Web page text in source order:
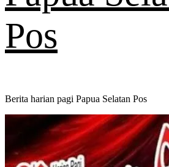
Pos
Berita harian pagi Papua Selatan Pos
Primary